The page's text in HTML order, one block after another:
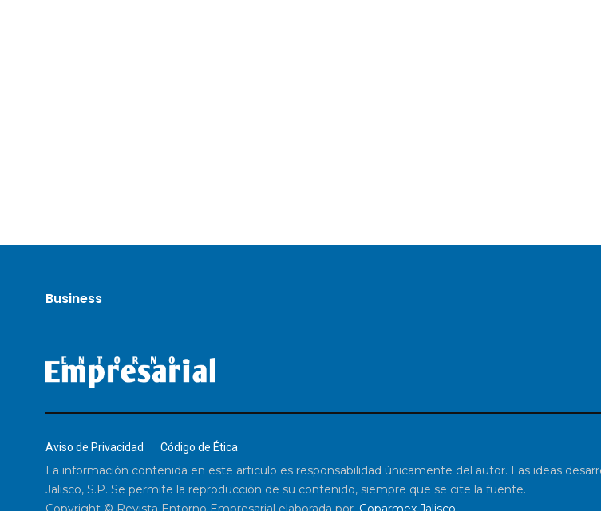
Business
Aviso de Privacidad Código de Ética
La información contenida en este articulo es responsabilidad únicamente del autor. Las ideas
Jalisco, S.P. Se permite la reproducción de su contenido, siempre que se cite la fuente.